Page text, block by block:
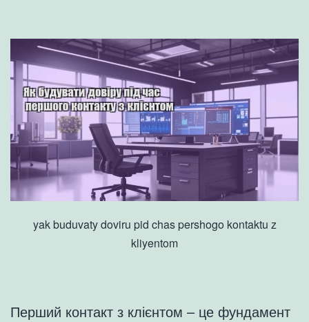
yak buduvaty doviru pid chas pershogo kontaktu z
kliyentom
Перший контакт з клієнтом – це фундамент